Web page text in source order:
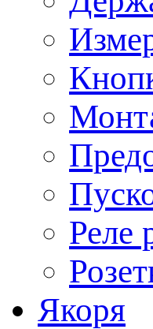
Реле
Якоря